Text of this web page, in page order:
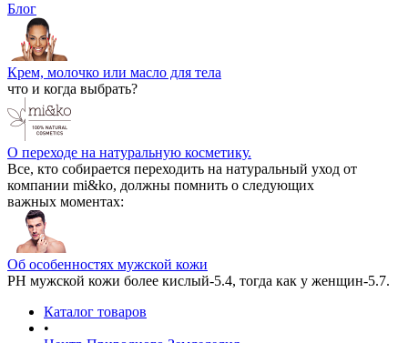
Блог
Крем, молочко или масло для тела
что и когда выбрать?
О переходе на натуральную косметику.
Все, кто собирается переходить на натуральный уход от
компании mi&ko, должны помнить о следующих
важных моментах:
Об особенностях мужской кожи
РН мужской кожи более кислый-5.4, тогда как у женщин-5.7.
Каталог товаров
•